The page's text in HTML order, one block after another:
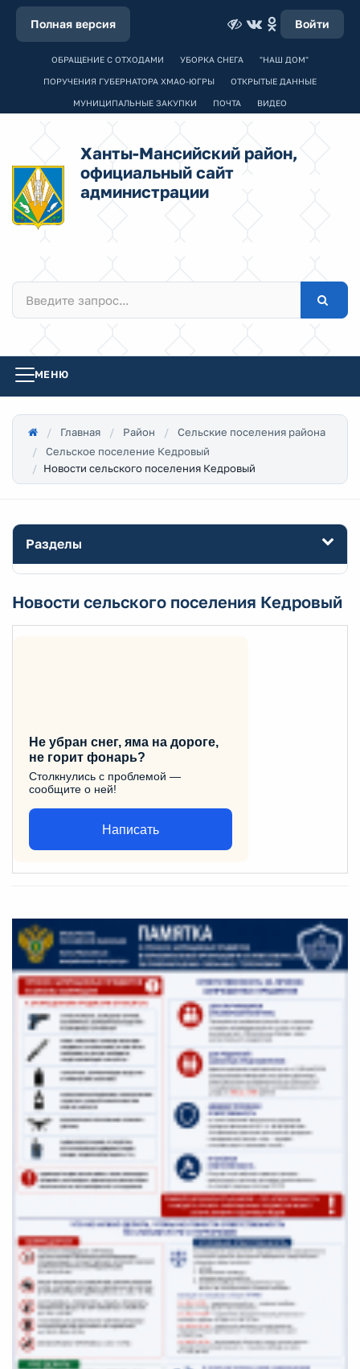
Полная версия Войти
ОБРАЩЕНИЕ С ОТХОДАМИ УБОРКА СНЕГА "НАШ ДОМ"
ПОРУЧЕНИЯ ГУБЕРНАТОРА ХМАО-ЮГРЫ ОТКРЫТЫЕ ДАННЫЕ
МУНИЦИПАЛЬНЫЕ ЗАКУПКИ ПОЧТА ВИДЕО
Ханты-Мансийский район,
официальный сайт
администрации
МЕНЮ
Главная Район
Сельские поселения района
Сельское поселение Кедровый
Новости сельского поселения Кедровый
Разделы
Новости сельского поселения Кедровый
Не убран снег, яма на дороге,
не горит фонарь?
Столкнулись с проблемой —
сообщите о ней!
Написать